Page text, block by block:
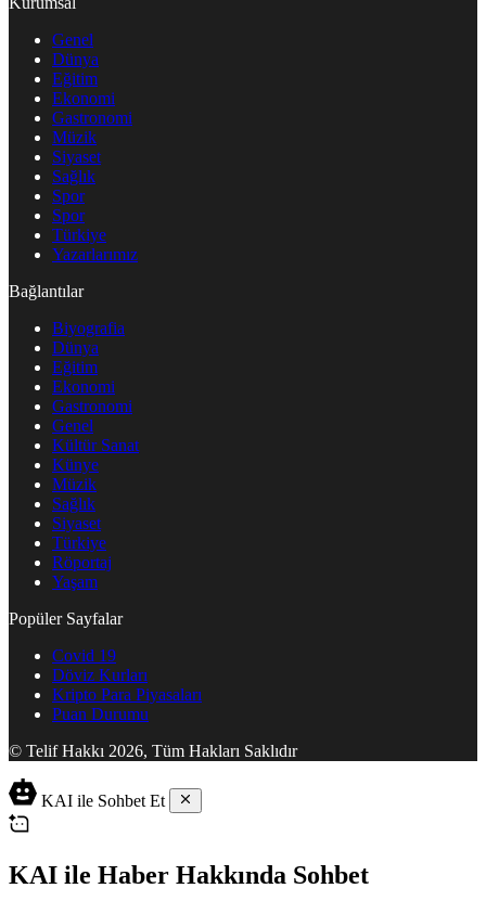
Genel
Dünya
Eğitim
Ekonomi
Gastronomi
Müzik
Siyaset
Sağlık
Spor
Spor
Türkiye
Yazarlarımız
Bağlantılar
Biyografia
Dünya
Eğitim
Ekonomi
Gastronomi
Genel
Kültür Sanat
Künye
Müzik
Sağlık
Siyaset
Türkiye
Röportaj
Yaşam
Popüler Sayfalar
Covid 19
Döviz Kurları
Kripto Para Piyasaları
Puan Durumu
© Telif Hakkı 2026, Tüm Hakları Saklıdır
KAI ile Sohbet Et
KAI ile Haber Hakkında Sohbet